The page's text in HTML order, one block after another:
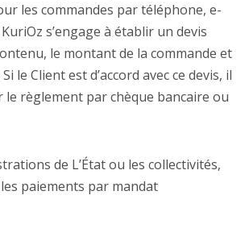
les commandes par téléphone, e-
s’engage à établir un devis
le montant de la commande et
le Client est d’accord avec ce devis, il
règlement par chèque bancaire ou
de L’État ou les collectivités,
paiements par mandat